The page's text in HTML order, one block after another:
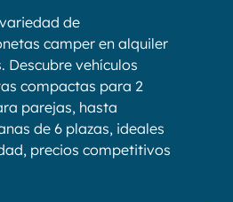
de
camper en alquiler
Descubre vehículos
compactas para 2
parejas, hasta
de 6 plazas, ideales
precios competitivos